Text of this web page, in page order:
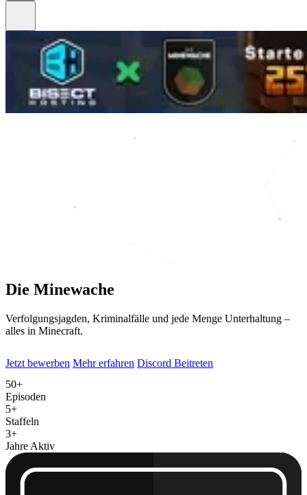
Die Minewache
Verfolgungsjagden, Kriminalfälle und jede Menge Unterhaltung –
alles in Minecraft.
Jetzt bewerben Mehr erfahren Discord Beitreten
50+
Episoden
5+
Staffeln
3+
Jahre Aktiv